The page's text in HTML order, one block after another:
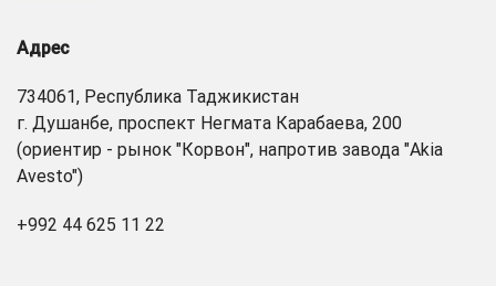
Адрес
734061, Республика Таджикистан
г. Душанбе, проспект Негмата Карабаева, 200
(ориентир - рынок "Корвон", напротив завода "Akia
Avesto")
+992 44 625 11 22